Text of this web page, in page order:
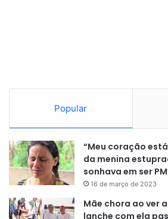
Popular
“Meu coração
da menina
sonhava em ser PM
16 de março de 2023
Mãe chora ao ver
lanche com ela